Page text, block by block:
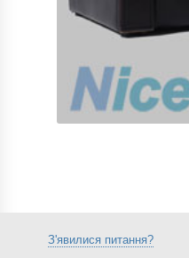
З'явилися питання?